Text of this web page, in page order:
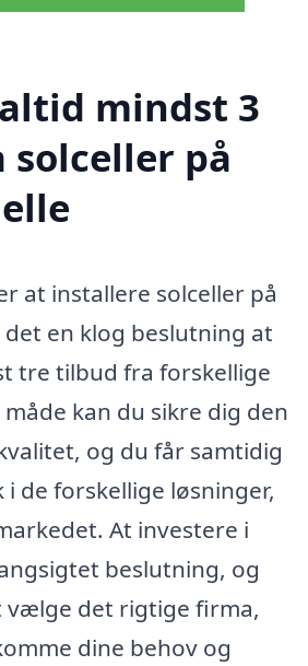
mindst 3
på
at installere solceller på
det en klog beslutning at
tre tilbud fra forskellige
kan du sikre dig den
og du får samtidig
de forskellige løsninger,
At investere i
beslutning, og
vælge det rigtige firma,
dine behov og